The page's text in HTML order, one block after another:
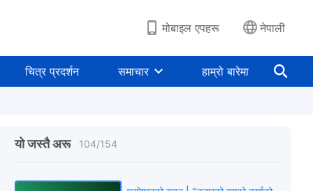
मोबाइल एपहरू नेपाली
चित्र प्रदर्शन समाचार हाम्रो बारेमा
यो जस्तै अरू 104/154
23:25
नै तुच्छ छौ!”